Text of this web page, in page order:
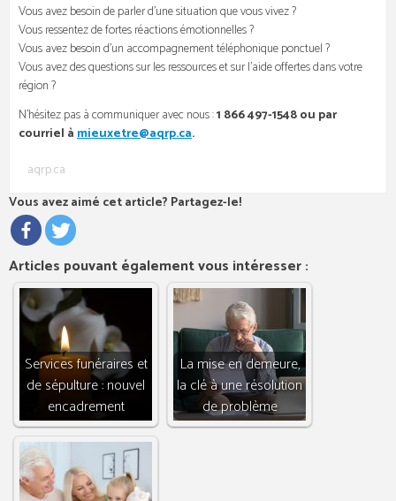
Vous avez besoin de parler d’une situation que vous vivez ?
Vous ressentez de fortes réactions émotionnelles ?
Vous avez besoin d’un accompagnement téléphonique ponctuel ?
Vous avez des questions sur les ressources et sur l’aide offertes dans votre
région ?
N’hésitez pas à communiquer avec nous :1 866 497-1548 ou par
courriel àmieuxetre@aqrp.ca.
aqrp.ca
Vous avez aimé cet article? Partagez-le!
Articles pouvant également vous intéresser :
Services funéraires et
de sépulture : nouvel
encadrement
La mise en demeure,
la clé à une résolution
de problème